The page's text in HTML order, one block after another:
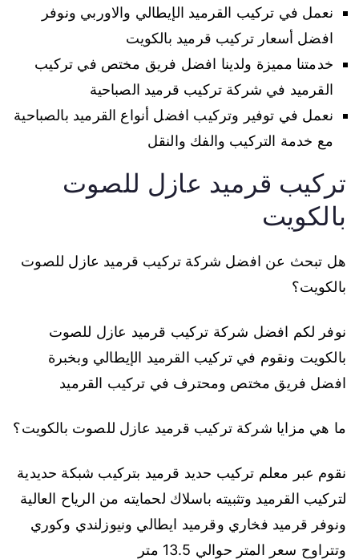
نعمل في تركيب القرميد الإيطالي والاوربي ونوفر
افضل أسعار تركيب قرميد بالكويت
خدمتنا مميزة ولدينا افضل فريق مختص في تركيب
القرميد في شركة تركيب قرميد الصباحية
نعمل في توفير وتركيب افضل أنواع القرميد بالصباحية
مع خدمة التركيب والفك والنقل
تركيب قرميد عازل للصوت
بالكويت
هل تبحث عن افضل شركة تركيب قرميد عازل للصوت
بالكويت؟
نوفر لكم افضل شركة تركيب قرميد عازل للصوت
بالكويت ونقوم في تركيب القرميد الإيطالي وبخبرة
افضل فريق مختص ومحترف في تركيب القرميد
ما هي مزايا شركة تركيب قرميد عازل للصوت بالكويت؟
نقوم عبر معلم تركيب حديد قرميد بتركيب شبكة حديدية
لتركيب القرميد وتثبيته باسلاك لحمايته من الرياح العالية
ونوفر قرميد فخاري وقرميد ايطالي ونيوزلندي وكوري
وتتراوح سعر المتر حوالي 13.5 متر